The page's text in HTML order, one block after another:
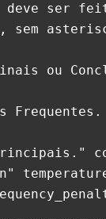
deve ser
sem
ou
Frequentes.